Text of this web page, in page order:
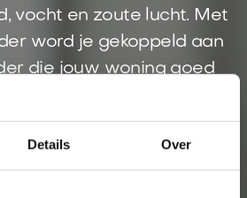
Details Over
vocht en zoute lucht. Met
word je gekoppeld aan
die jouw woning goed
ontvangt snel een
weet vooraf beter waar je